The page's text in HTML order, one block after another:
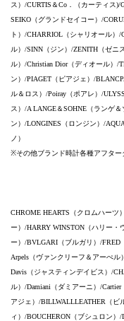
ス）/CURTIS＆Co．（カーティス
SEIKO（グランドセイコー）/
ト）/CHARRIOL（シャリオール）
ル）/SINN（ジン）/ZENITH（ゼニ
ル）/Christian Dior（ディオール）/
ン）/PIAGET（ピアジェ）/
ル＆ロス）/Poiray（ポアレ）/
ス）/A LANGE＆SOHNE（ランゲ
ン）/LONGINES（ロンジン）/
ノ）
※その他ブランド時計各種アフター
CHROME HEARTS（クロムハーツ
ー）/HARRY WINSTON（ハリー
ー）/BVLGARI（ブルガリ）/FRED
Arpels（ヴァンクリーフ＆アーぺ
Davis（ジャスティンデイビス）/
ル）/Damiani（ダミアーニ）/
アジェ）/BILLWALLLEATHER（
ィ）/BOUCHERON（ブシュロン）